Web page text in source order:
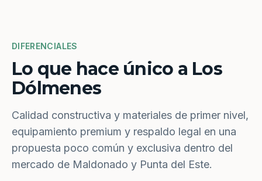
DIFERENCIALES
Lo que hace único a Los
Dólmenes
Calidad constructiva y materiales de primer nivel,
equipamiento premium y respaldo legal en una
propuesta poco común y exclusiva dentro del
mercado de Maldonado y Punta del Este.